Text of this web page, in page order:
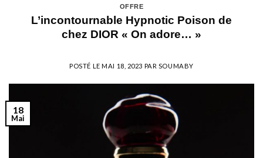
OFFRE
L’incontournable Hypnotic Poison de
chez DIOR « On adore… »
POSTÉ LEMAI 18, 2023 PAR SOUMABY
18
Mai